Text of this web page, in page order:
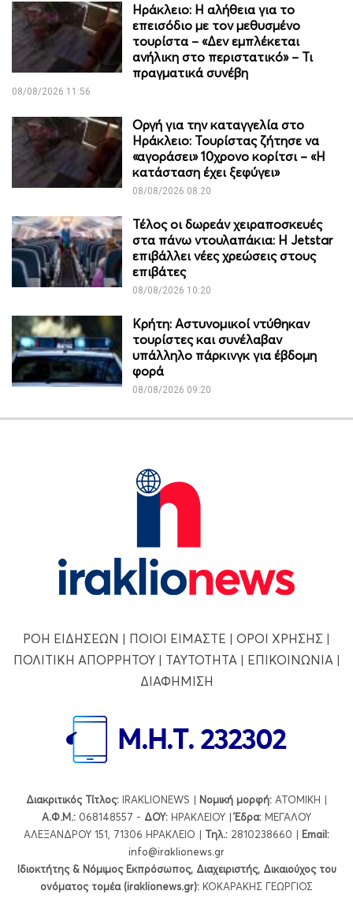
Ηράκλειο: Η αλήθεια για το
επεισόδιο με τον μεθυσμένο
τουρίστα – «Δεν εμπλέκεται
ανήλικη στο περιστατικό» – Τι
πραγματικά συνέβη
08/08/2026 11:56
Οργή για την καταγγελία στο
Ηράκλειο: Τουρίστας ζήτησε να
«αγοράσει» 10χρονο κορίτσι – «Η
κατάσταση έχει ξεφύγει»
08/08/2026 08:20
Τέλος οι δωρεάν χειραποσκευές
στα πάνω ντουλαπάκια: Η Jetstar
επιβάλλει νέες χρεώσεις στους
επιβάτες
08/08/2026 10:20
Κρήτη: Αστυνομικοί ντύθηκαν
τουρίστες και συνέλαβαν
υπάλληλο πάρκινγκ για έβδομη
φορά
08/08/2026 09:20
ΡΟΗ ΕΙΔΗΣΕΩΝ | ΠΟΙΟΙ ΕΙΜΑΣΤΕ | ΟΡΟΙ ΧΡΗΣΗΣ |
ΠΟΛΙΤΙΚΗ ΑΠΟΡΡΗΤΟΥ| ΤΑΥΤΟΤΗΤΑ | ΕΠΙΚΟΙΝΩΝΙΑ |
ΔΙΑΦΗΜΙΣΗ
Διακριτικός Τίτλος: IRAKLIONEWS | Νομική μορφή: ΑΤΟΜΙΚΗ |
Α.Φ.Μ.: 068148557 - ΔΟΥ: ΗΡΑΚΛΕΙΟΥ |Έδρα: ΜΕΓΑΛΟΥ
ΑΛΕΞΑΝΔΡΟΥ 151, 71306 ΗΡΑΚΛΕΙΟ | Τηλ.: 2810238660 | Εmail:
info@iraklionews.gr
Ιδιοκτήτης & Νόμιμος Εκπρόσωπος, Διαχειριστής, Δικαιούχος του
ονόματος τομέα (iraklionews.gr): ΚΟΚΑΡΑΚΗΣ ΓΕΩΡΓΙΟΣ